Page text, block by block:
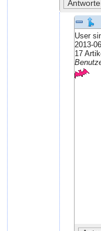
User
2013-
17